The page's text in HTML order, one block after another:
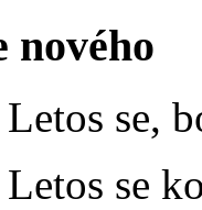
nového
Letos se,
Letos se